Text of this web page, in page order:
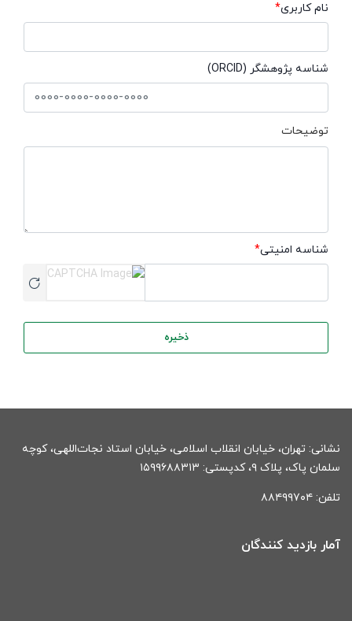
نام کاربری*
شناسه پژوهشگر (ORCID)
توضیحات
شناسه امنیتی*
ذخیره
نشانی: تهران، خیابان انقلاب اسلامی، خیابان استاد نجات‌اللهی، کوچه
سلمان پاک، پلاک ۹، کدپستی: ۱۵۹۹۶۸۸۳۱۳
تلفن: ۸۸۴۹۹۷۰۴
آمار بازدید کنندگان